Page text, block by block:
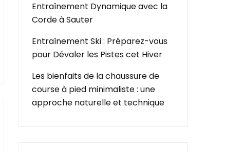
Entraînement Dynamique avec la
Corde à Sauter
Entraînement Ski : Préparez-vous
pour Dévaler les Pistes cet Hiver
Les bienfaits de la chaussure de
course à pied minimaliste : une
approche naturelle et technique